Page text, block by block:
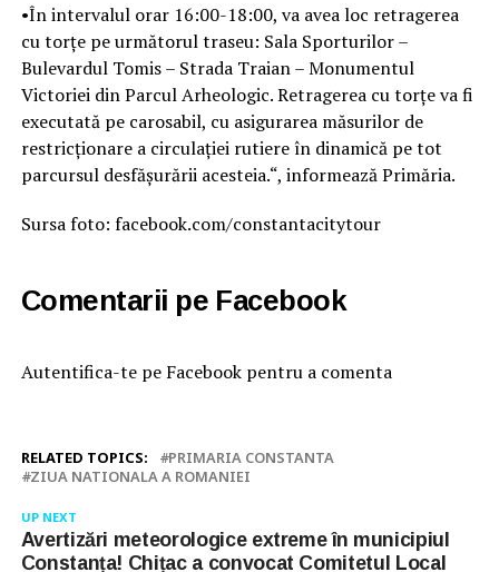
•În intervalul orar 16:00-18:00, va avea loc retragerea
cu torțe pe următorul traseu: Sala Sporturilor –
Bulevardul Tomis – Strada Traian – Monumentul
Victoriei din Parcul Arheologic. Retragerea cu torțe va fi
executată pe carosabil, cu asigurarea măsurilor de
restricționare a circulației rutiere în dinamică pe tot
parcursul desfășurării acesteia.“, informează Primăria.
Sursa foto: facebook.com/constantacitytour
Comentarii pe Facebook
Autentifica-te pe Facebook pentru a comenta
RELATED TOPICS:
PRIMARIA CONSTANTA
ZIUA NATIONALA A ROMANIEI
UP NEXT
Avertizări meteorologice extreme în municipiul
Constanța! Chițac a convocat Comitetul Local